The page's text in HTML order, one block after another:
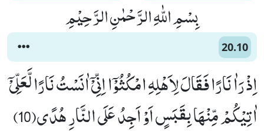
بِسْمِ اللّٰهِ الرَّحْمٰنِ الرَّحِیْمِ
20.10
اِذْ رَاٰ نَارًا فَقَالَ لِاَهْلِهِ امْكُثُوْۤا اِنِّیْۤ اٰنَسْتُ نَارًا لَّعَلِّیْۤ
اٰتِیْكُمْ مِّنْهَا بِقَبَسٍ اَوْ اَجِدُ عَلَى النَّارِ هُدًى(10)